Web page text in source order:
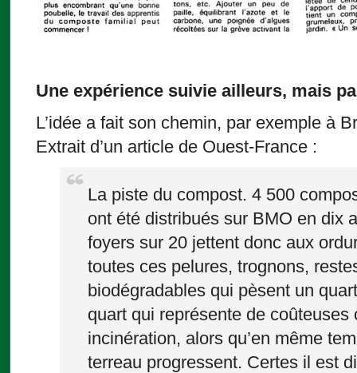
Une expérience suivie ailleurs, mais
L’idée a fait son chemin, par exemple à
Extrait d’un article de Ouest-France :
La piste du compost. 4 500
ont été distribués sur BMO en dix
foyers sur 20 jettent donc aux
toutes ces pelures, trognons,
biodégradables qui pèsent un
quart qui représente de coûteuses
incinération, alors qu’en même
terreau progressent. Certes il est